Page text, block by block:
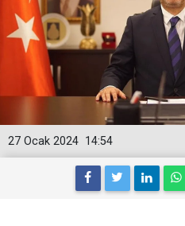
14:54
27 Ocak 2024